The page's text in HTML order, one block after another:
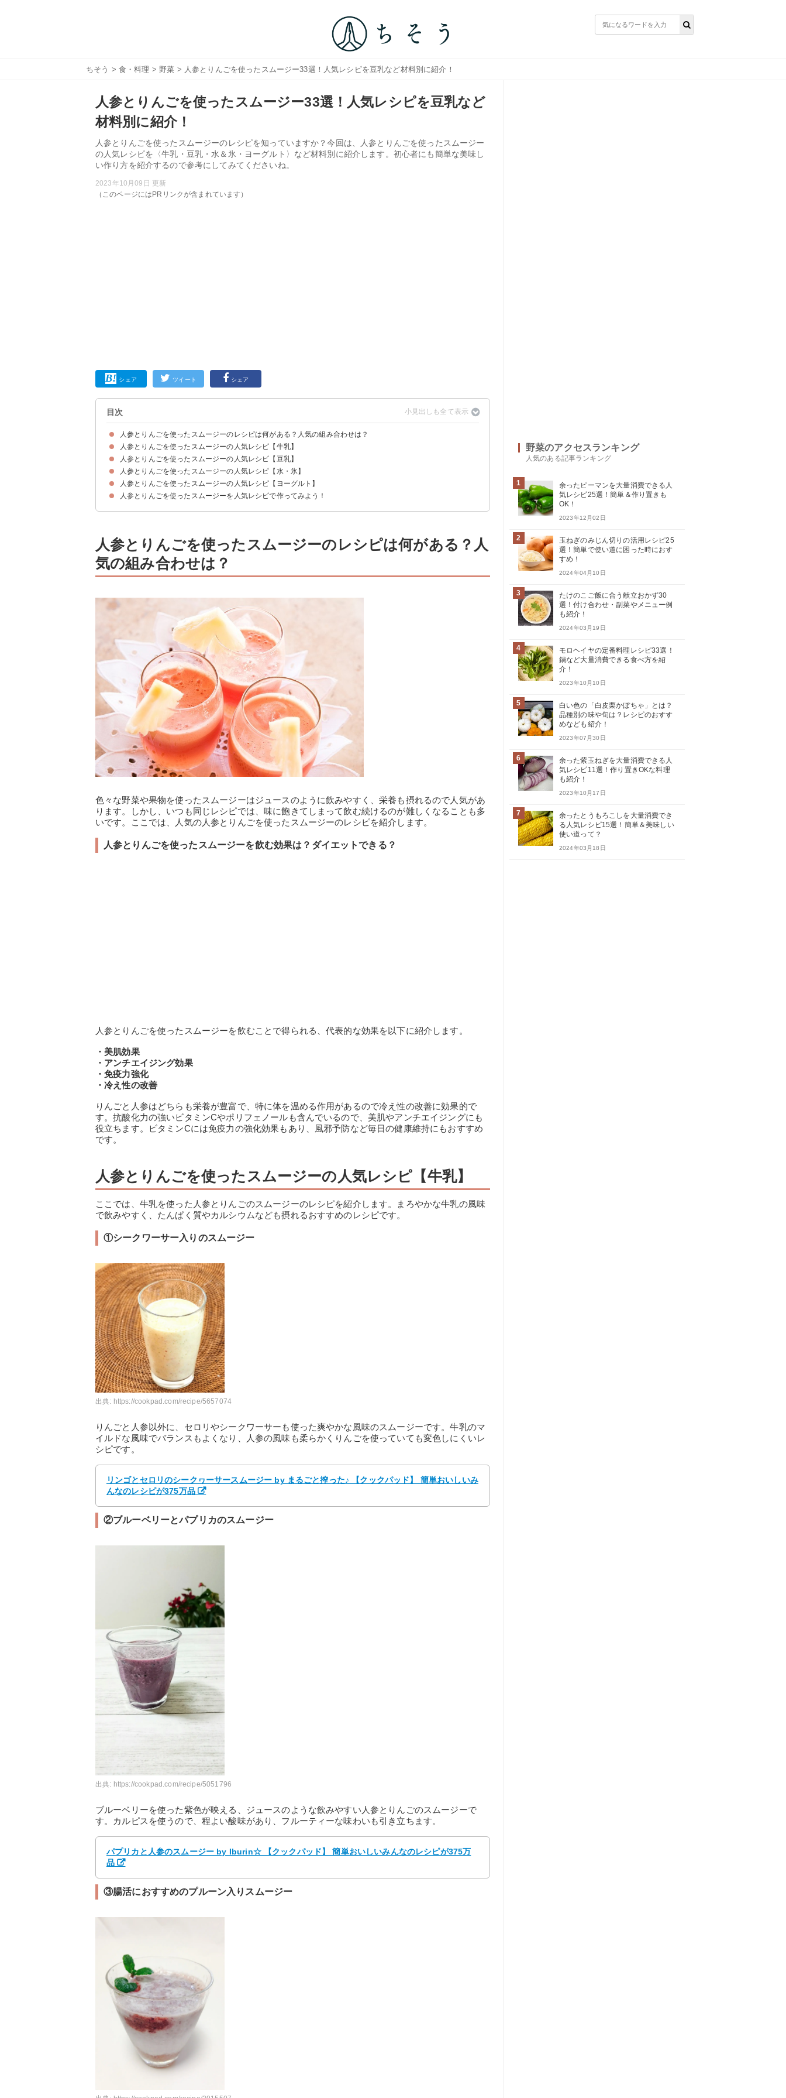
ちそう > 食・料理 > 野菜 > 人参とりんごを使ったスムージー33選！人気レシピを豆乳など材料別に紹介！
人参とりんごを使ったスムージー33選！人気レシピを豆乳など
材料別に紹介！
人参とりんごを使ったスムージーのレシピを知っていますか？今回は、人参とりんごを使ったスムージー
の人気レシピを〈牛乳・豆乳・水＆氷・ヨーグルト〉など材料別に紹介します。初心者にも簡単な美味し
い作り方を紹介するので参考にしてみてくださいね。
2023年10月09日 更新
（このページにはPRリンクが含まれています）
シェア ツイート シェア
目次
人参とりんごを使ったスムージーのレシピは何がある？人気の組み合わせは？
人参とりんごを使ったスムージーを飲む効果は？ダイエットできる？
人参とりんごを使ったスムージーの人気レシピ【牛乳】
①シークワーサー入りのスムージー
②ブルーベリーとパプリカのスムージー
③腸活におすすめのプルーン入りスムージー
④冷え性対策におすすめのスムージー
人参とりんごを使ったスムージーの人気レシピ【豆乳】
①パプリカ入りのホットスムージー
②小松菜入りグリーンスムージー
③はちみつ入りの飲みやすいスムージー
④梨とバナナのフルーツスムージー
⑤人参嫌いも飲みやすいスムージー
⑥黒ごま入りスムージー
⑦桃と大根のスムージー
⑧柿入り豆乳スムージー
人参とりんごを使ったスムージーの人気レシピ【水・氷】
①スパイシーなホットスムージー
②小松菜入りのスムージー
③りんごと人参だけのスムージー
④パイン入り美肌スムージー
⑤野菜も果物も使ったスムージー
⑥シナモン入りホットスムージー
⑦クコの実入りホットスムージー
⑧ミニトマトも使ったレッドスムージー
⑨キャベツとはちみつを使ったスムージー
⑩いちごを使った飲みやすいスムージー
⑪ケールを使ったグリーンスムージー
⑫ジュース感覚で飲みやすいオレンジスムージー
⑬昆布を使ったスムージー
⑭柑橘類を使った美味しいスムージー
⑮みかんとバナナのダイエット向きスムージー
⑯鉄分補給にビーツ入りスムージー
⑰シャーベットスムージー
人参とりんごを使ったスムージーの人気レシピ【ヨーグルト】
①キウイ丸ごとミキサーにかけるだけスムージー
②夏におすすめのスイカ入りスムージー
③小松菜とはちみつのヨーグルトスムージー
④ミキサーいらずのヨーグルトスムージー
人参とりんごを使ったスムージーを人気レシピで作ってみよう！
人参とりんごを使ったスムージーのレシピは何がある？人
気の組み合わせは？
色々な野菜や果物を使ったスムージーはジュースのように飲みやすく、栄養も摂れるので人気があ
ります。しかし、いつも同じレシピでは、味に飽きてしまって飲む続けるのが難しくなることも多
いです。ここでは、人気の人参とりんごを使ったスムージーのレシピを紹介します。
人参とりんごを使ったスムージーを飲む効果は？ダイエットできる？
人参とりんごを使ったスムージーを飲むことで得られる、代表的な効果を以下に紹介します。
・美肌効果
・アンチエイジング効果
・免疫力強化
・冷え性の改善
りんごと人参はどちらも栄養が豊富で、特に体を温める作用があるので冷え性の改善に効果的で
す。抗酸化力の強いビタミンCやポリフェノールも含んでいるので、美肌やアンチエイジングにも
役立ちます。ビタミンCには免疫力の強化効果もあり、風邪予防など毎日の健康維持にもおすすめ
です。
人参とりんごを使ったスムージーの人気レシピ【牛乳】
ここでは、牛乳を使った人参とりんごのスムージーのレシピを紹介します。まろやかな牛乳の風味
で飲みやすく、たんぱく質やカルシウムなども摂れるおすすめのレシピです。
①シークワーサー入りのスムージー
出典: https://cookpad.com/recipe/5657074
りんごと人参以外に、セロリやシークワーサーも使った爽やかな風味のスムージーです。牛乳のマ
イルドな風味でバランスもよくなり、人参の風味も柔らかくりんごを使っていても変色しにくいレ
シピです。
リンゴとセロリのシークヮーサースムージー by まるごと搾った♪ 【クックパッド】 簡単おいしいみ
んなのレシピが375万品
②ブルーベリーとパプリカのスムージー
出典: https://cookpad.com/recipe/5051796
ブルーベリーを使った紫色が映える、ジュースのような飲みやすい人参とりんごのスムージーで
す。カルピスを使うので、程よい酸味があり、フルーティーな味わいも引き立ちます。
パプリカと人参のスムージー by Iburin☆ 【クックパッド】 簡単おいしいみんなのレシピが375万
品
③腸活におすすめのプルーン入りスムージー
野菜のアクセスランキング
人気のある記事ランキング
1
余ったピーマンを大量消費できる人
気レシピ25選！簡単＆作り置きも
OK！
2023年12月02日
2
玉ねぎのみじん切りの活用レシピ25
選！簡単で使い道に困った時におす
すめ！
2024年04月10日
3
たけのこご飯に合う献立おかず30
選！付け合わせ・副菜やメニュー例
も紹介！
2024年03月19日
4
モロヘイヤの定番料理レシピ33選！
鍋など大量消費できる食べ方を紹
介！
2023年10月10日
5
白い色の「白皮栗かぼちゃ」とは？
品種別の味や旬は？レシピのおすす
めなども紹介！
2023年07月30日
6
余った紫玉ねぎを大量消費できる人
気レシピ11選！作り置きOKな料理
も紹介！
2023年10月17日
7
余ったとうもろこしを大量消費でき
る人気レシピ15選！簡単＆美味しい
使い道って？
2024年03月18日